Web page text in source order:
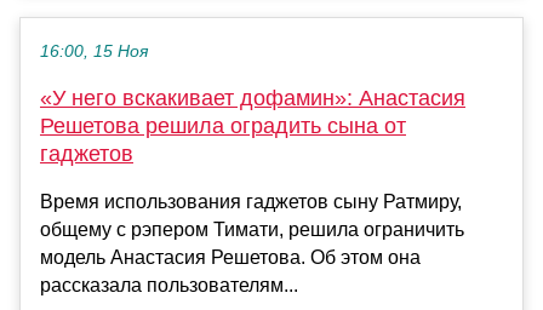
16:00, 15 Ноя
«У него вскакивает дофамин»: Анастасия
Решетова решила оградить сына от
гаджетов
Время использования гаджетов сыну Ратмиру,
общему с рэпером Тимати, решила ограничить
модель Анастасия Решетова. Об этом она
рассказала пользователям...